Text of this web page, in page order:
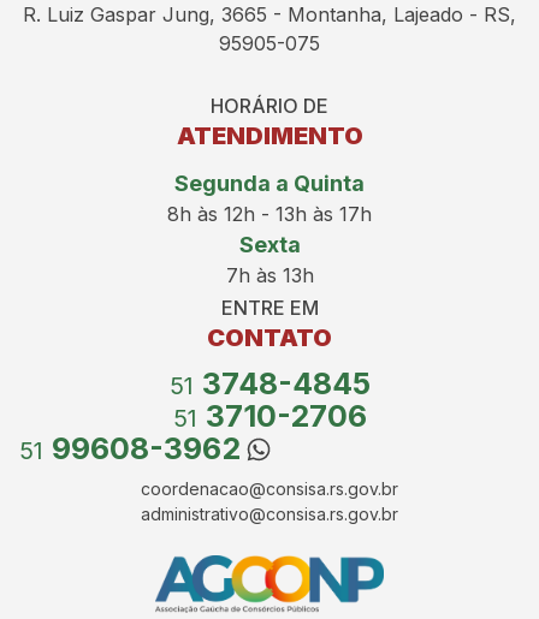
ENTRE EM
CONTATO
51 3748-4845
51 3710-2706
51 99608-3962
coordenacao@consisa.rs.gov.br
administrativo@consisa.rs.gov.br
R. Luiz Gaspar Jung, 3665 - Montanha, Lajeado - RS,
95905-075
HORÁRIO DE
ATENDIMENTO
Segunda a Quinta
8h às 12h - 13h às 17h
Sexta
7h às 13h